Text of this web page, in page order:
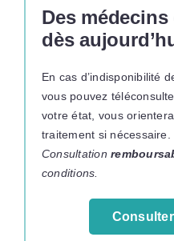
Des
dès
En cas d’indisponibilité
vous pouvez
votre état, vous
traitement si nécessaire.
Consultation
conditions.